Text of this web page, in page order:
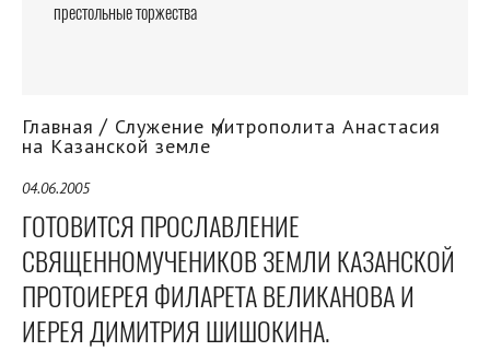
престольные торжества
Главная Служение митрополита Анастасия
на Казанской земле
04.06.2005
ГОТОВИТСЯ ПРОСЛАВЛЕНИЕ
СВЯЩЕННОМУЧЕНИКОВ ЗЕМЛИ КАЗАНСКОЙ
ПРОТОИЕРЕЯ ФИЛАРЕТА ВЕЛИКАНОВА И
ИЕРЕЯ ДИМИТРИЯ ШИШОКИНА.